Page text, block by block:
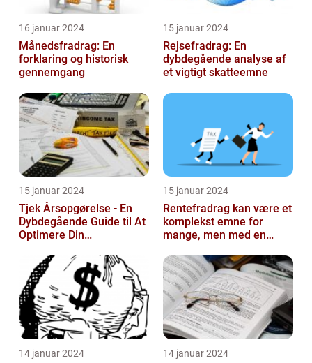
16 januar 2024
Månedsfradrag: En
forklaring og historisk
gennemgang
15 januar 2024
Rejsefradrag: En
dybdegående analyse af
et vigtigt skatteemne
15 januar 2024
Tjek Årsopgørelse - En
Dybdegående Guide til At
Optimere Din
15 januar 2024
Rentefradrag kan være et
komplekst emne for
mange, men med en
kan man nemt og ...
14 januar 2024 14 januar 2024